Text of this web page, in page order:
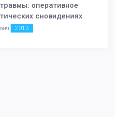
оперативное
сновидениях
2013